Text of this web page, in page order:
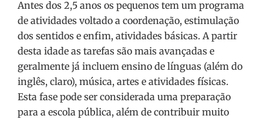
Antes dos 2,5 anos os pequenos tem um programa
de atividades voltado a coordenação, estimulação
dos sentidos e enfim, atividades básicas. A partir
desta idade as tarefas são mais avançadas e
geralmente já incluem ensino de línguas (além do
inglês, claro), música, artes e atividades físicas.
Esta fase pode ser considerada uma preparação
para a escola pública, além de contribuir muito